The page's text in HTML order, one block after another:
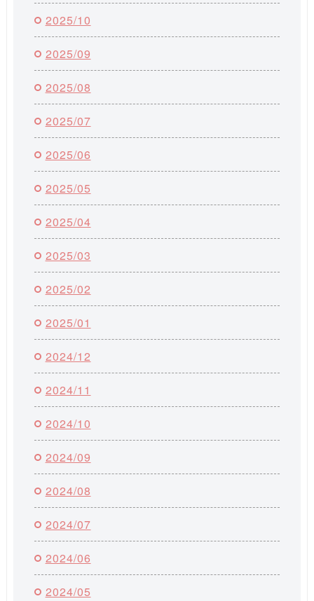
2025/10
2025/09
2025/08
2025/07
2025/06
2025/05
2025/04
2025/03
2025/02
2025/01
2024/12
2024/11
2024/10
2024/09
2024/08
2024/07
2024/06
2024/05